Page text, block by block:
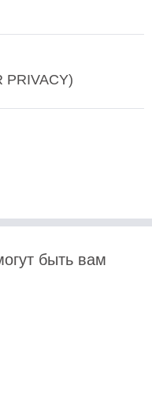
PRIVACY)
быть вам